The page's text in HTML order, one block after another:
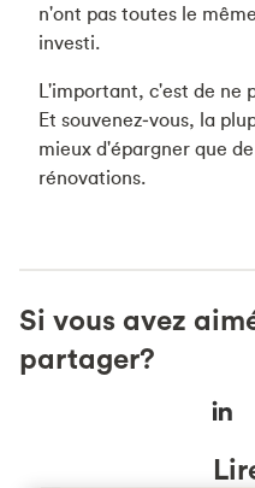
n'ont pas toutes le
investi.
L'important, c'est de ne
Et souvenez‑vous, la
mieux d'épargner que
rénovations.
Si vous avez
partager?